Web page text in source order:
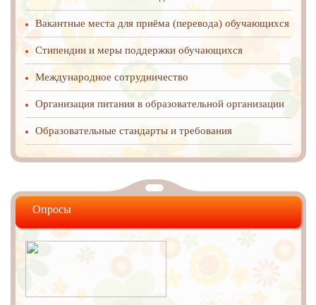
Вакантные места для приёма (перевода) обучающихся
Стипендии и меры поддержки обучающихся
Международное cотрудничество
Организация питания в образовательной организации
Образовательные стандарты и требования
Опросы